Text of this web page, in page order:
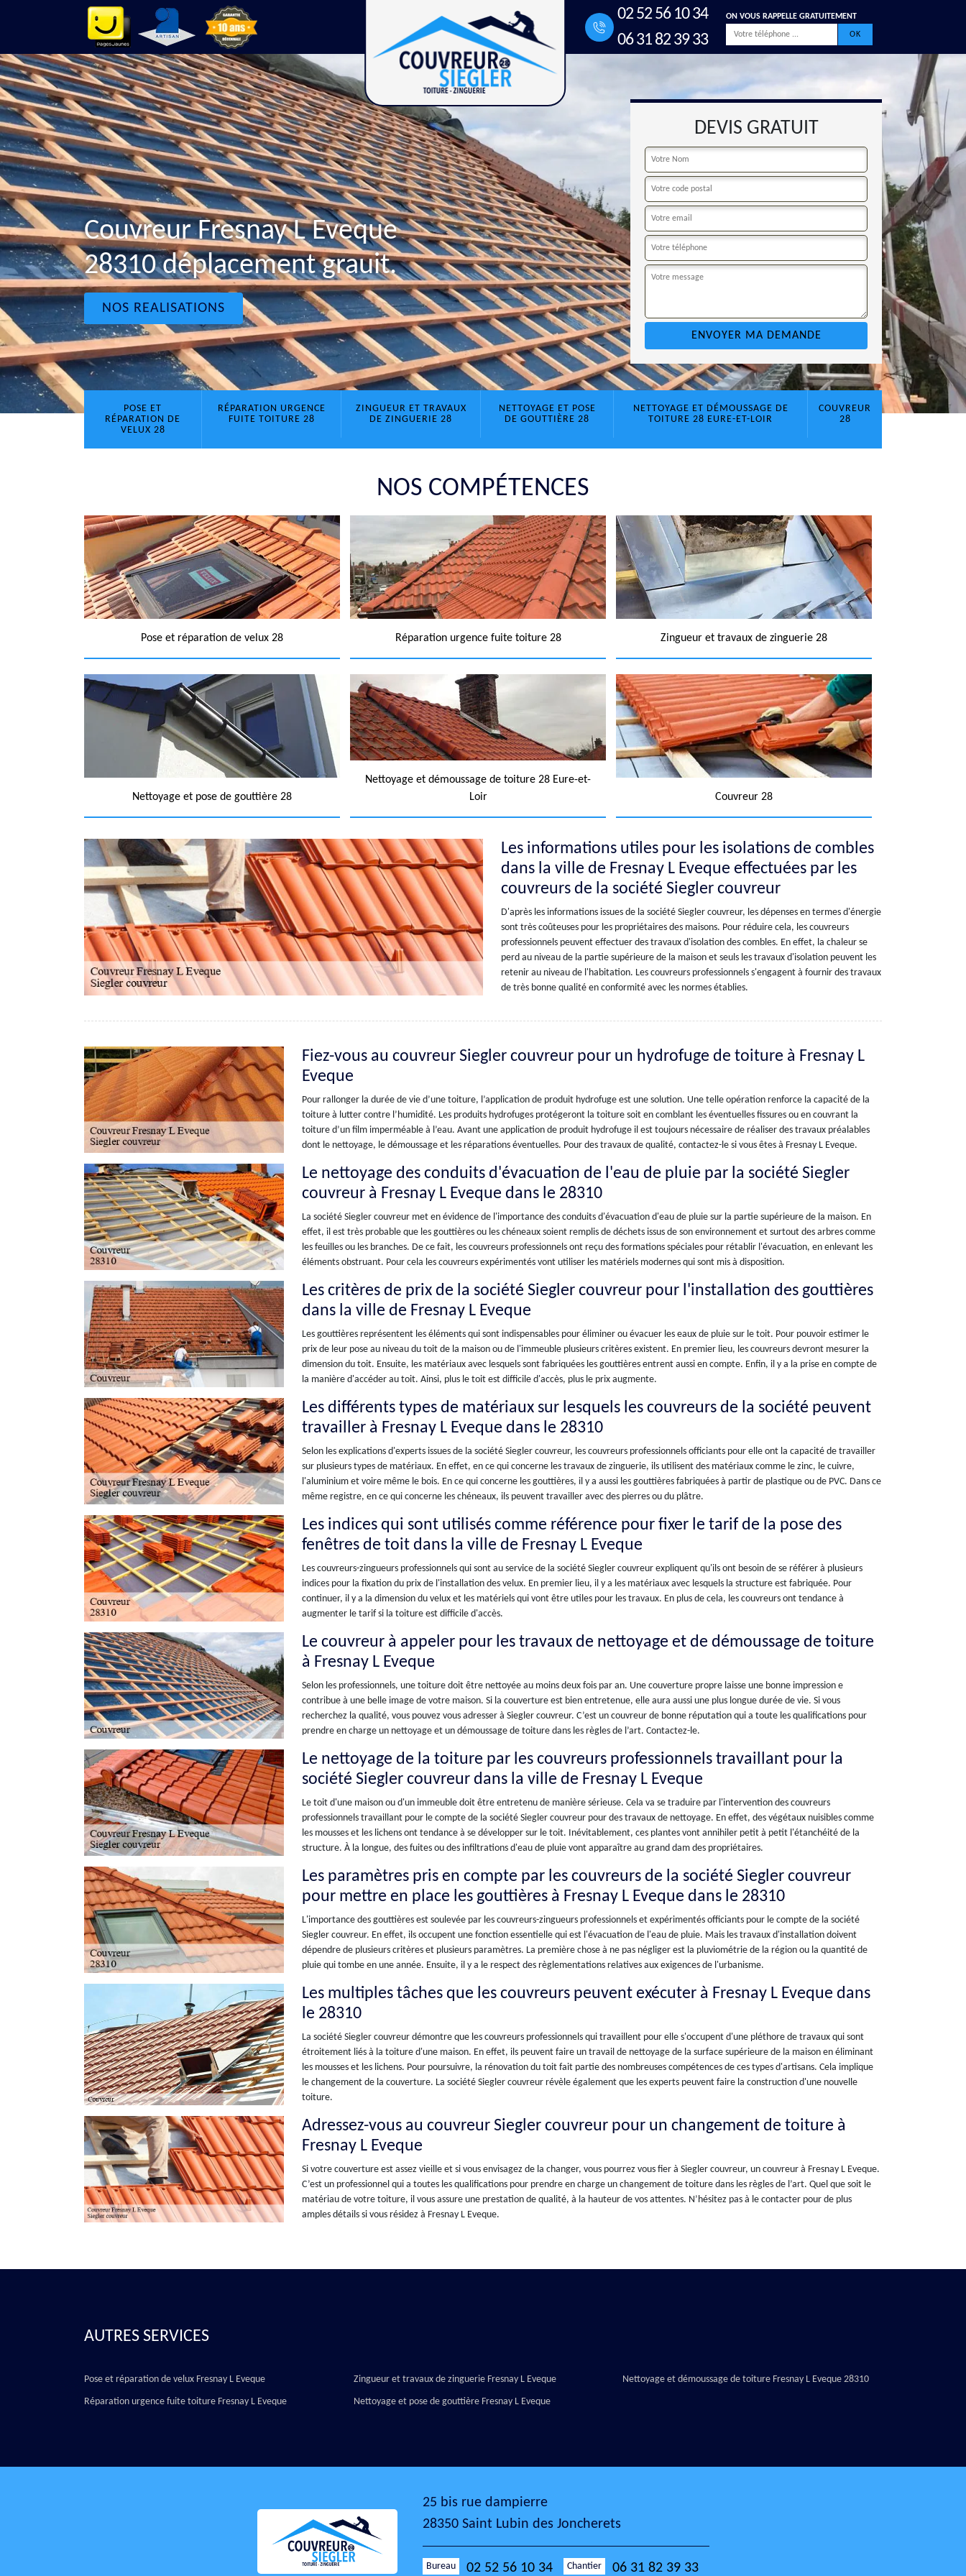
02 52 56 10 34
06 31 82 39 33
ON VOUS RAPPELLE GRATUITEMENT
Couvreur Fresnay L Eveque
28310 déplacement grauit.
NOS REALISATIONS
DEVIS GRATUIT
POSE ET
RÉPARATION DE
VELUX 28
RÉPARATION URGENCE
FUITE TOITURE 28
ZINGUEUR ET TRAVAUX
DE ZINGUERIE 28
NETTOYAGE ET POSE
DE GOUTTIÈRE 28
NETTOYAGE ET DÉMOUSSAGE DE
TOITURE 28 EURE-ET-LOIR
COUVREUR
28
NOS COMPÉTENCES
Pose et réparation de velux 28 Réparation urgence fuite toiture 28 Zingueur et travaux de zinguerie 28
Nettoyage et pose de gouttière 28
Nettoyage et démoussage de toiture 28 Eure-et-
Loir
Couvreur 28
Les informations utiles pour les isolations de combles
dans la ville de Fresnay L Eveque effectuées par les
couvreurs de la société Siegler couvreur
D'après les informations issues de la société Siegler couvreur, les dépenses en termes d'énergie
sont très coûteuses pour les propriétaires des maisons. Pour réduire cela, les couvreurs
professionnels peuvent effectuer des travaux d'isolation des combles. En effet, la chaleur se
perd au niveau de la partie supérieure de la maison et seuls les travaux d'isolation peuvent les
retenir au niveau de l'habitation. Les couvreurs professionnels s'engagent à fournir des travaux
de très bonne qualité en conformité avec les normes établies.
Fiez-vous au couvreur Siegler couvreur pour un hydrofuge de toiture à Fresnay L
Eveque
Pour rallonger la durée de vie d’une toiture, l’application de produit hydrofuge est une solution. Une telle opération renforce la capacité de la
toiture à lutter contre l’humidité. Les produits hydrofuges protégeront la toiture soit en comblant les éventuelles fissures ou en couvrant la
toiture d’un film imperméable à l’eau. Avant une application de produit hydrofuge il est toujours nécessaire de réaliser des travaux préalables
dont le nettoyage, le démoussage et les réparations éventuelles. Pour des travaux de qualité, contactez-le si vous êtes à Fresnay L Eveque.
Le nettoyage des conduits d'évacuation de l'eau de pluie par la société Siegler
couvreur à Fresnay L Eveque dans le 28310
La société Siegler couvreur met en évidence de l'importance des conduits d'évacuation d'eau de pluie sur la partie supérieure de la maison. En
effet, il est très probable que les gouttières ou les chéneaux soient remplis de déchets issus de son environnement et surtout des arbres comme
les feuilles ou les branches. De ce fait, les couvreurs professionnels ont reçu des formations spéciales pour rétablir l'évacuation, en enlevant les
éléments obstruant. Pour cela les couvreurs expérimentés vont utiliser les matériels modernes qui sont mis à disposition.
Les critères de prix de la société Siegler couvreur pour l'installation des gouttières
dans la ville de Fresnay L Eveque
Les gouttières représentent les éléments qui sont indispensables pour éliminer ou évacuer les eaux de pluie sur le toit. Pour pouvoir estimer le
prix de leur pose au niveau du toit de la maison ou de l'immeuble plusieurs critères existent. En premier lieu, les couvreurs devront mesurer la
dimension du toit. Ensuite, les matériaux avec lesquels sont fabriquées les gouttières entrent aussi en compte. Enfin, il y a la prise en compte de
la manière d'accéder au toit. Ainsi, plus le toit est difficile d'accès, plus le prix augmente.
Les différents types de matériaux sur lesquels les couvreurs de la société peuvent
travailler à Fresnay L Eveque dans le 28310
Selon les explications d'experts issues de la société Siegler couvreur, les couvreurs professionnels officiants pour elle ont la capacité de travailler
sur plusieurs types de matériaux. En effet, en ce qui concerne les travaux de zinguerie, ils utilisent des matériaux comme le zinc, le cuivre,
l'aluminium et voire même le bois. En ce qui concerne les gouttières, il y a aussi les gouttières fabriquées à partir de plastique ou de PVC. Dans ce
même registre, en ce qui concerne les chéneaux, ils peuvent travailler avec des pierres ou du plâtre.
Les indices qui sont utilisés comme référence pour fixer le tarif de la pose des
fenêtres de toit dans la ville de Fresnay L Eveque
Les couvreurs-zingueurs professionnels qui sont au service de la société Siegler couvreur expliquent qu'ils ont besoin de se référer à plusieurs
indices pour la fixation du prix de l'installation des velux. En premier lieu, il y a les matériaux avec lesquels la structure est fabriquée. Pour
continuer, il y a la dimension du velux et les matériels qui vont être utiles pour les travaux. En plus de cela, les couvreurs ont tendance à
augmenter le tarif si la toiture est difficile d'accès.
Le couvreur à appeler pour les travaux de nettoyage et de démoussage de toiture
à Fresnay L Eveque
Selon les professionnels, une toiture doit être nettoyée au moins deux fois par an. Une couverture propre laisse une bonne impression e
contribue à une belle image de votre maison. Si la couverture est bien entretenue, elle aura aussi une plus longue durée de vie. Si vous
recherchez la qualité, vous pouvez vous adresser à Siegler couvreur. C’est un couvreur de bonne réputation qui a toute les qualifications pour
prendre en charge un nettoyage et un démoussage de toiture dans les règles de l’art. Contactez-le.
Le nettoyage de la toiture par les couvreurs professionnels travaillant pour la
société Siegler couvreur dans la ville de Fresnay L Eveque
Le toit d'une maison ou d'un immeuble doit être entretenu de manière sérieuse. Cela va se traduire par l'intervention des couvreurs
professionnels travaillant pour le compte de la société Siegler couvreur pour des travaux de nettoyage. En effet, des végétaux nuisibles comme
les mousses et les lichens ont tendance à se développer sur le toit. Inévitablement, ces plantes vont annihiler petit à petit l'étanchéité de la
structure. À la longue, des fuites ou des infiltrations d'eau de pluie vont apparaître au grand dam des propriétaires.
Les paramètres pris en compte par les couvreurs de la société Siegler couvreur
pour mettre en place les gouttières à Fresnay L Eveque dans le 28310
L'importance des gouttières est soulevée par les couvreurs-zingueurs professionnels et expérimentés officiants pour le compte de la société
Siegler couvreur. En effet, ils occupent une fonction essentielle qui est l'évacuation de l'eau de pluie. Mais les travaux d'installation doivent
dépendre de plusieurs critères et plusieurs paramètres. La première chose à ne pas négliger est la pluviométrie de la région ou la quantité de
pluie qui tombe en une année. Ensuite, il y a le respect des règlementations relatives aux exigences de l'urbanisme.
Les multiples tâches que les couvreurs peuvent exécuter à Fresnay L Eveque dans
le 28310
La société Siegler couvreur démontre que les couvreurs professionnels qui travaillent pour elle s'occupent d'une pléthore de travaux qui sont
étroitement liés à la toiture d'une maison. En effet, ils peuvent faire un travail de nettoyage de la surface supérieure de la maison en éliminant
les mousses et les lichens. Pour poursuivre, la rénovation du toit fait partie des nombreuses compétences de ces types d'artisans. Cela implique
le changement de la couverture. La société Siegler couvreur révèle également que les experts peuvent faire la construction d'une nouvelle
toiture.
Adressez-vous au couvreur Siegler couvreur pour un changement de toiture à
Fresnay L Eveque
Si votre couverture est assez vieille et si vous envisagez de la changer, vous pourrez vous fier à Siegler couvreur, un couvreur à Fresnay L Eveque.
C’est un professionnel qui a toutes les qualifications pour prendre en charge un changement de toiture dans les règles de l’art. Quel que soit le
matériau de votre toiture, il vous assure une prestation de qualité, à la hauteur de vos attentes. N’hésitez pas à le contacter pour de plus
amples détails si vous résidez à Fresnay L Eveque.
AUTRES SERVICES
Pose et réparation de velux Fresnay L Eveque
Réparation urgence fuite toiture Fresnay L Eveque
Zingueur et travaux de zinguerie Fresnay L Eveque
Nettoyage et pose de gouttière Fresnay L Eveque
Nettoyage et démoussage de toiture Fresnay L Eveque 28310
25 bis rue dampierre
28350 Saint Lubin des Joncherets
Bureau 02 52 56 10 34 Chantier 06 31 82 39 33